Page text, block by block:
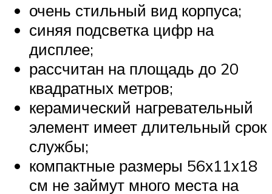
очень стильный вид корпуса;
синяя подсветка цифр на
дисплее;
рассчитан на площадь до 20
квадратных метров;
керамический нагревательный
элемент имеет длительный срок
службы;
компактные размеры 56х11х18
см не займут много места на